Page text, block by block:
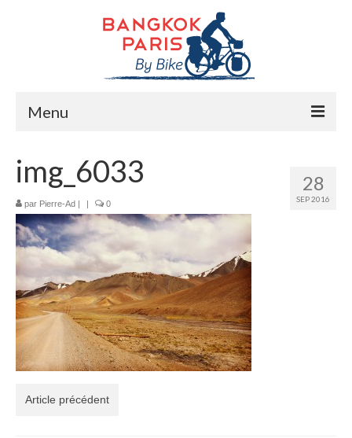
Menu
Préparation bike trip
La route
Mes rencontres
Me soutenir
Presse
28
SEP 2016
img_6033
par Pierre-Ad | | 0
Article précédent